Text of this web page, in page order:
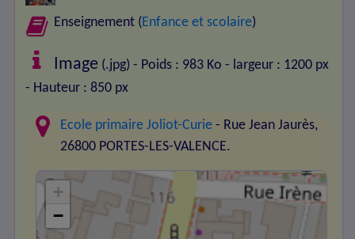
Enseignement ( Enfance et scolaire)
Image (.jpg) - Poids : 983 Ko - largeur : 1200 px
- Hauteur : 850 px
Ecole primaire Joliot-Curie - Rue Jean Jaurès,
26800 PORTES-LES-VALENCE.
+
−